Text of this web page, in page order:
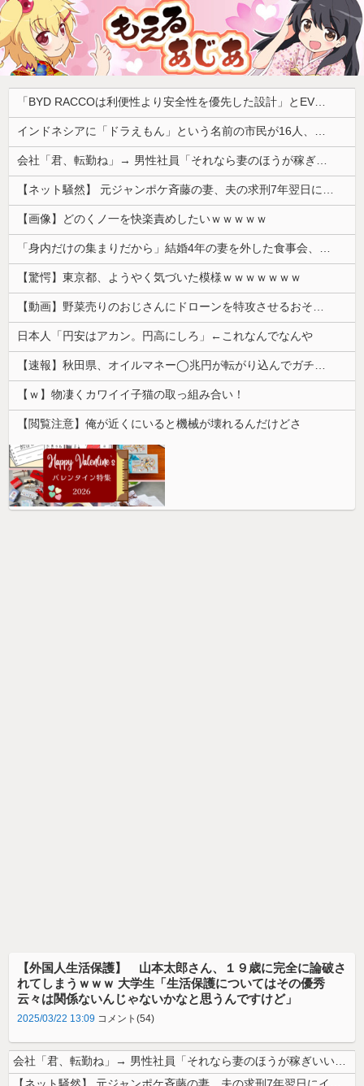
「BYD RACCOは利便性より安全性を優先した設計」とEV推進派がスカスカ構造を絶賛、これがRACCOの一番の特徴よな
インドネシアに「ドラえもん」という名前の市民が16人、「のび太」は181人
会社「君、転勤ね」→ 男性社員「それなら妻のほうが稼ぎいいんで辞めます」⇒ 結果・・・
【ネット騒然】 元ジャンポケ斉藤の妻、夫の求刑7年翌日にインスタ更新！その内容がガチでヤバすぎる…
【画像】どのくノ一を快楽責めしたいｗｗｗｗｗ
「身内だけの集まりだから」結婚4年の妻を外した食事会、その義理の両親が泊まりに来ると言い出して
【驚愕】東京都、ようやく気づいた模様ｗｗｗｗｗｗｗ
【動画】野菜売りのおじさんにドローンを特攻させるおそロシア。
日本人「円安はアカン。円高にしろ」←これなんでなんや
【速報】秋田県、オイルマネー◯兆円が転がり込んでガチで東北最強へ
【ｗ】物凄くカワイイ子猫の取っ組み合い！
【閲覧注意】俺が近くにいると機械が壊れるんだけどさ
【外国人生活保護】 山本太郎さん、１９歳に完全に論破さ
れてしまうｗｗｗ 大学生「生活保護についてはその優秀
云々は関係ないんじゃないかなと思うんですけど」
2025/03/22 13:09 コメント(54)
会社「君、転勤ね」→ 男性社員「それなら妻のほうが稼ぎいいんで辞めます...